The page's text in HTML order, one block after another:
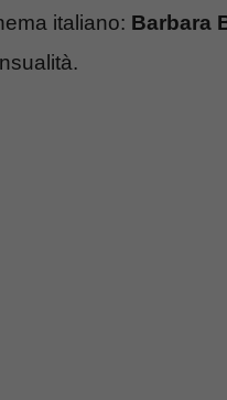
italiano: Barbara